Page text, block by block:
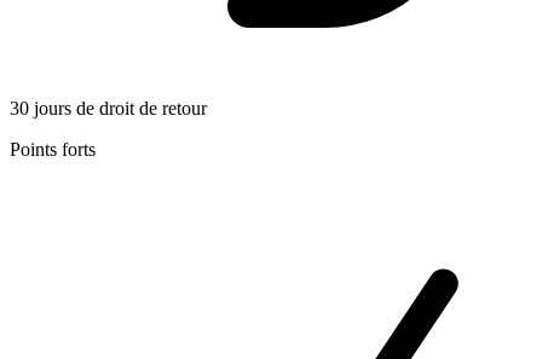
30 jours de droit de retour
Points forts